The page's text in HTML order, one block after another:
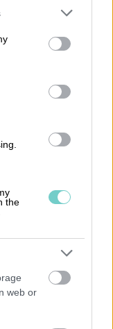
or more Google
You may click to
party tags to
in below Google
the
web or
i
kan
viktigt att hålla
trenderna och
att
i uppdaterad
för att
utveckling.